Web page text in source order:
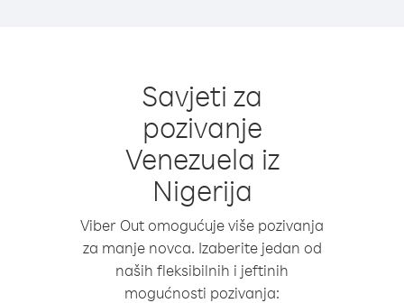
Savjeti za
pozivanje
Venezuela iz
Nigerija
Viber Out omogućuje više pozivanja
za manje novca. Izaberite jedan od
naših fleksibilnih i jeftinih
mogućnosti pozivanja: